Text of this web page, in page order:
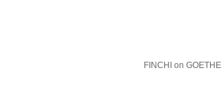
FINCHI on GOETHE